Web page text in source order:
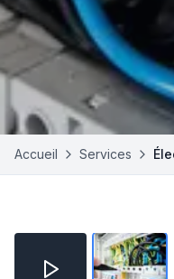
Accueil Services